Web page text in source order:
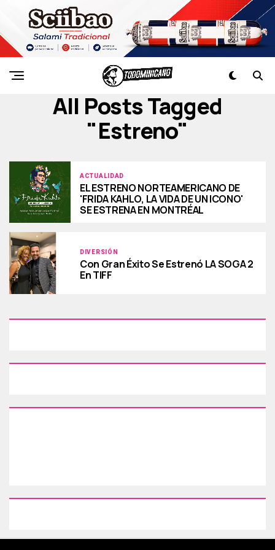
All Posts Tagged
"estreno"
ACTUALIDAD
EL ESTRENO NORTEAMERICANO DE
'FRIDA KAHLO, LA VIDA DE UN ICONO'
SE ESTRENA EN MONTRÉAL
DIVERSIÓN
Con Gran Éxito Se Estrenó LA SOGA 2
En TIFF